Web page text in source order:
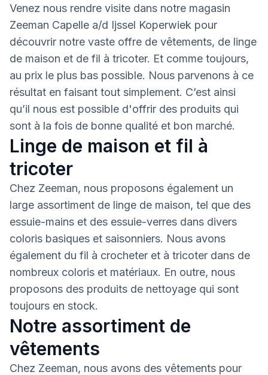
Venez nous rendre visite dans notre magasin
Zeeman Capelle a/d Ijssel Koperwiek pour
découvrir notre vaste offre de vêtements, de linge
de maison et de fil à tricoter. Et comme toujours,
au prix le plus bas possible. Nous parvenons à ce
résultat en faisant tout simplement. C’est ainsi
qu’il nous est possible d'offrir des produits qui
sont à la fois de bonne qualité et bon marché.
Linge de maison et fil à
tricoter
Chez Zeeman, nous proposons également un
large assortiment de linge de maison, tel que des
essuie-mains et des essuie-verres dans divers
coloris basiques et saisonniers. Nous avons
également du fil à crocheter et à tricoter dans de
nombreux coloris et matériaux. En outre, nous
proposons des produits de nettoyage qui sont
toujours en stock.
Notre assortiment de
vêtements
Chez Zeeman, nous avons des vêtements pour